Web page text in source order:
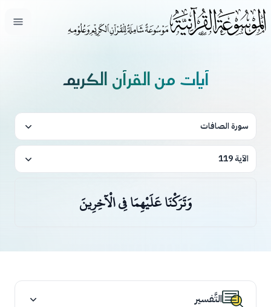
فتح
آيات من القرآن الكريم
سورة الصافات
الآية 119
وَتَرَكْنَا عَلَيْهِمَا فِي الْآخِرِينَ
التَّفسير